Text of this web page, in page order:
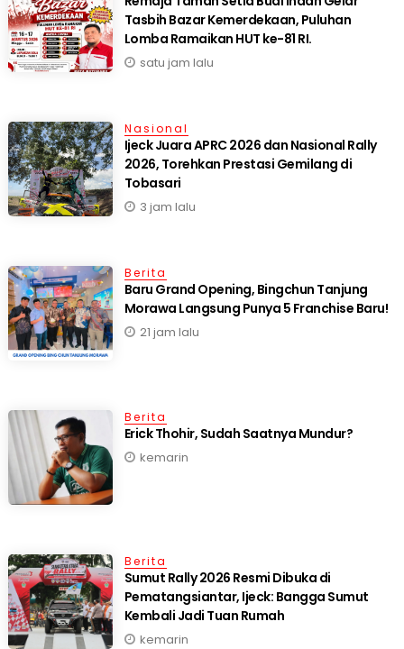
Tasbih Bazar Kemerdekaan, Puluhan
Lomba Ramaikan HUT ke-81 RI.
satu jam lalu
Nasional
Ijeck Juara APRC 2026 dan Nasional Rally
2026, Torehkan Prestasi Gemilang di
Tobasari
3 jam lalu
Berita
‎Baru Grand Opening, Bingchun Tanjung
21 jam lalu
Berita
Erick Thohir, Sudah Saatnya Mundur?
kemarin
Berita
Sumut Rally 2026 Resmi Dibuka di
Pematangsiantar, Ijeck: Bangga Sumut
Kembali Jadi Tuan Rumah
kemarin